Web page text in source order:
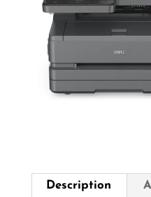
Description